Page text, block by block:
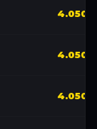
4.050
4.050
4.050